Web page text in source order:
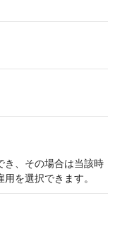
き、その場合は当該時
を選択できます。